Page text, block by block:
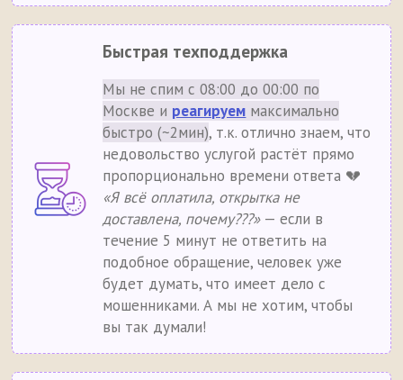
Быстрая техподдержка
Мы не спим с 08:00 до 00:00 по
Москве и реагируем максимально
быстро (~2мин), т.к. отлично знаем, что
недовольство услугой растёт прямо
пропорционально времени ответа 💔
«Я всё оплатила, открытка не
доставлена, почему???»— если в
течение 5 минут не ответить на
подобное обращение, человек уже
будет думать, что имеет дело с
мошенниками. А мы не хотим, чтобы
вы так думали!